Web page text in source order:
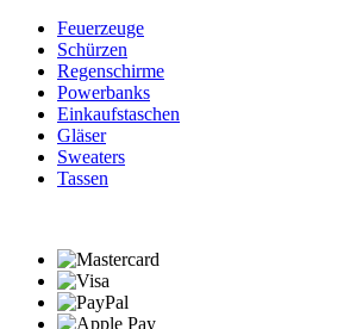
Feuerzeuge
Schürzen
Regenschirme
Powerbanks
Einkaufstaschen
Gläser
Sweaters
Tassen